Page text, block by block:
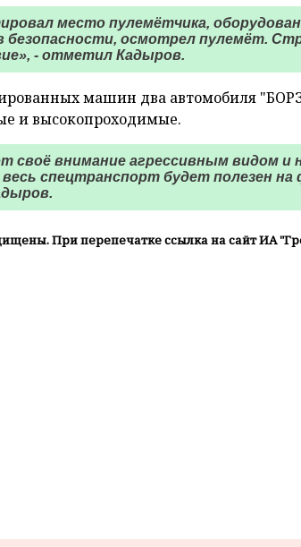
место пулемётчика,
осмотрел пулемёт.
- отметил Кадыров.
машин два автомобиля
и высокопроходимые.
своё внимание агрессивным видом и
спецтранспорт будет полезен
При перепечатке ссылка на сайт ИА